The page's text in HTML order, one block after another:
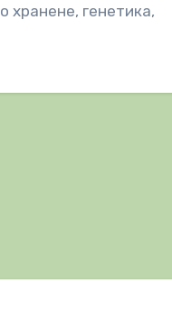
хранене, генетика,